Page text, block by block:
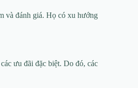
và đánh giá. Họ có xu hướng
ưu đãi đặc biệt. Do đó, các